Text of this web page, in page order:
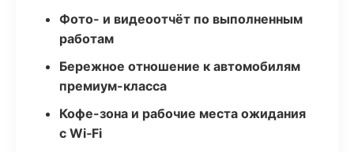
Фото- и видеоотчёт по выполненным
работам
Бережное отношение к автомобилям
премиум-класса
Кофе-зона и рабочие места ожидания
с Wi‑Fi